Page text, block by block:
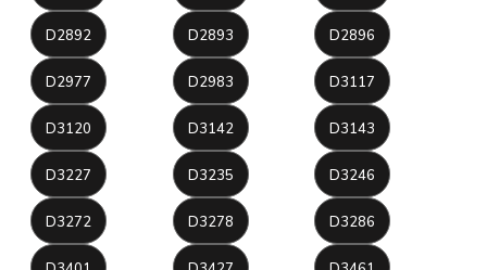
D2892 D2893 D2896
D2977 D2983 D3117
D3120 D3142 D3143
D3227 D3235 D3246
D3272 D3278 D3286